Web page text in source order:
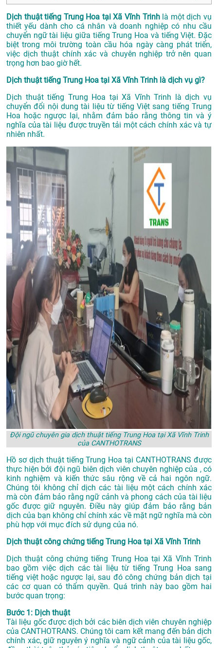
Dịch thuật tiếng Trung Hoa tại Xã Vĩnh Trinhlà một dịch vụ
thiết yếu dành cho cá nhân và doanh nghiệp có nhu cầu
chuyển ngữ tài liệu giữa tiếng Trung Hoa và tiếng Việt. Đặc
biệt trong môi trường toàn cầu hóa ngày càng phát triển,
việc dịch thuật chính xác và chuyên nghiệp trở nên quan
trọng hơn bao giờ hết.
Dịch thuật tiếng Trung Hoa tại Xã Vĩnh Trinh là dịch vụ gì?
Dịch thuật tiếng Trung Hoa tại Xã Vĩnh Trinh là dịch vụ
chuyển đổi nội dung tài liệu từ tiếng Việt sang tiếng Trung
Hoa hoặc ngược lại, nhằm đảm bảo rằng thông tin và ý
nghĩa của tài liệu được truyền tải một cách chính xác và tự
nhiên nhất.
Đội ngũ chuyên gia dịch thuật tiếng Trung Hoa tại Xã Vĩnh Trinh
của CANTHOTRANS
Hồ sơ dịch thuật tiếng Trung Hoa tại CANTHOTRANS được
thực hiện bởi đội ngũ biên dịch viên chuyên nghiệp của , có
kinh nghiệm và kiến thức sâu rộng về cả hai ngôn ngữ.
Chúng tôi không chỉ dịch các tài liệu một cách chính xác
mà còn đảm bảo rằng ngữ cảnh và phong cách của tài liệu
gốc được giữ nguyên. Điều này giúp đảm bảo rằng bản
dịch của bạn không chỉ chính xác về mặt ngữ nghĩa mà còn
phù hợp với mục đích sử dụng của nó.
Dịch thuật công chứng tiếng Trung Hoa tại Xã Vĩnh Trinh
Dịch thuật công chứng tiếng Trung Hoa tại Xã Vĩnh Trinh
bao gồm việc dịch các tài liệu từ tiếng Trung Hoa sang
tiếng việt hoặc ngược lại, sau đó công chứng bản dịch tại
các cơ quan có thẩm quyền. Quá trình này bao gồm hai
bước quan trọng:
Bước 1: Dịch thuật
Tài liệu gốc được dịch bởi các biên dịch viên chuyên nghiệp
của CANTHOTRANS. Chúng tôi cam kết mang đến bản dịch
chính xác, giữ nguyên ý nghĩa và ngữ cảnh của tài liệu gốc,